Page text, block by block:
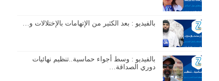
بالفيديو : بعد الكثير من الإتهامات بالإختلالات و…
بالفيديو : وسط أجواء حماسية..تنظيم نهائيات
دوري الصداقة…